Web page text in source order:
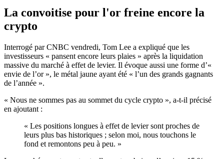
La convoitise pour l'or freine encore la
crypto
Interrogé par CNBC vendredi, Tom Lee a expliqué que les
investisseurs « pansent encore leurs plaies » après la liquidation
massive du marché à effet de levier. Il évoque aussi une forme d’«
envie de l’or », le métal jaune ayant été « l’un des grands gagnants
de l’année ».
« Nous ne sommes pas au sommet du cycle crypto », a-t-il précisé
en ajoutant :
« Les positions longues à effet de levier sont proches de
leurs plus bas historiques ; selon moi, nous touchons le
fond et remontons peu à peu. »